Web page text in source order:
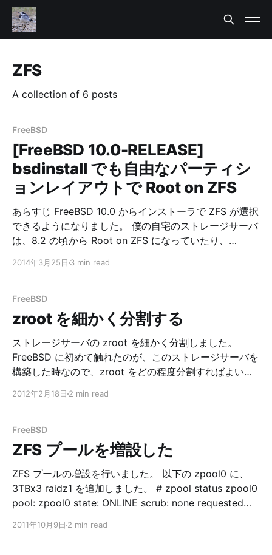
ZFS
A collection of 6 posts
FreeBSD
[FreeBSD 10.0-RELEASE]
bsdinstall でも自由なパーティシ
ョンレイアウトで Root on ZFS
あらすじ FreeBSD 10.0 からインストーラで ZFS が選択
できるようになりました。 僕の自宅のストレージサーバ
は、8.2 の頃から Root on ZFS になっていたり、
ていたりするため、そろそろ一度クリーンインストール
Partitioning の項目で ZFS を選択してインストールした
はいいものの、パーティションと ZFS の切り方は下記の
ようになっていました。 # gpart show -l => 34
209715133 vtbd0 GPT (100G) 34 1024 1 gptboot0
(512K) 1058 4194304 2 swap0 (2.0G) 4195362
205519805 3 zfs0
2014年3月25日 3 min read
FreeBSD
zroot を細かく分割する
ストレージサーバの zroot を細かく分割しました。
FreeBSD に初めて触れたのが、このストレージサーバを
構築した時なので、zroot をどの程度分割すればよいの
当てを参考に分割していました。 (/tmp, /usr, /var の
ると良さそうか、分割すると何が良いのか分かってきた
ので、この機会に分割します。 * 環境 * FreeBSD 9.0-
RELEASE amd64 プール構成 前後のファイルシステム
構成の比較です。 各ファイルシステムに適切な属性を設
定します。 いままで zroot zroot/tmp setuid=off
zroot/usr zroot/var 分割後 zroot zroot/tmp
2012年2月18日 2 min read
FreeBSD
ZFS プールを増設した
ZFS プールの増設を行いました。 以下の zpool0 に、
3TBx3 raidz1 を追加しました。 # zpool status zpool0
pool: zpool0 state: ONLINE scrub: none requested
ONLINE 0 0 0 raidz1 ONLINE 0 0 0 gpt/hdd0 ONLINE
2011年10月9日 2 min read